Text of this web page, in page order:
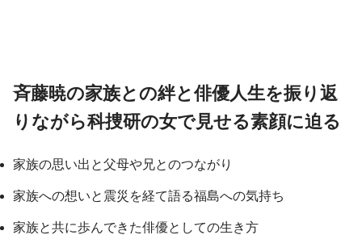
斉藤暁の家族との絆と俳優人生を振り返
りながら科捜研の女で見せる素顔に迫る
家族の思い出と父母や兄とのつながり
家族への想いと震災を経て語る福島への気持ち
家族と共に歩んできた俳優としての生き方